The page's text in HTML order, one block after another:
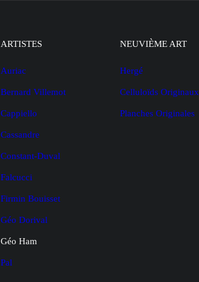
ARTISTES
Auriac
Bernard Villemot
Cappiello
Cassandre
Constant-Duval
Falcucci
Firmin Bouisset
Géo Dorival
Géo Ham
Pal
NEUVIÈME ART
Hergé
Celluloïds Originaux
Planches Originales